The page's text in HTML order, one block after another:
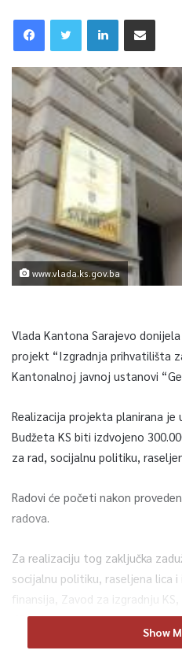
www.vlada.ks.gov.ba
Vlada Kantona Sarajevo
projekt “Izgradnja prihvatilišta
Kantonalnoj javnoj ustanovi
Realizacija projekta planirana je
Budžeta KS biti izdvojeno
za rad, socijalnu politiku,
Radovi će početi nakon
radova.
Za realizaciju tog zaključka
socijalnu politiku, raseljena lica
finansija, Zavod za izgradnju
KS i Kantonalna javna
saopćeno je iz Službe za Show